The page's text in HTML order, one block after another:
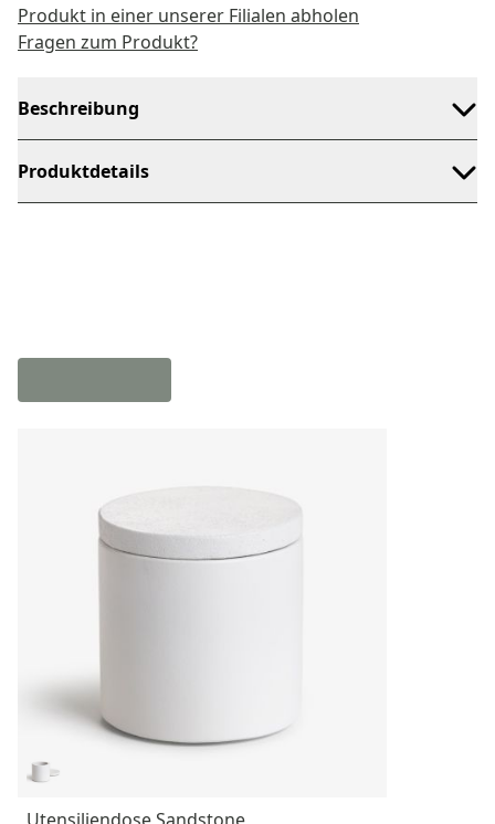
Produkt in einer unserer Filialen abholen
Fragen zum Produkt?
Beschreibung
Produktdetails